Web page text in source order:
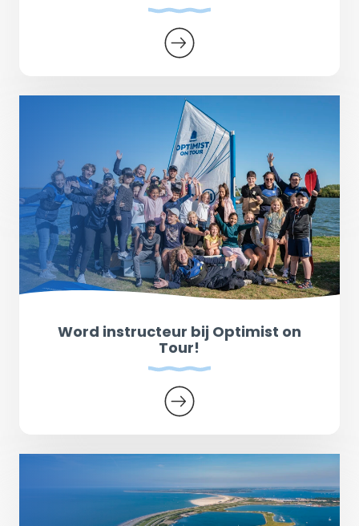
Word instructeur bij Optimist on
Tour!